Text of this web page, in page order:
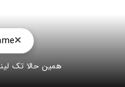
همین حالا تک